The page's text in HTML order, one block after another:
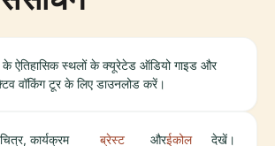
के ऐतिहासिक स्थलों के क्यूरेटेड ऑडियो गाइड और
वॉकिंग टूर के लिए डाउनलोड करें।
कार्यक्रम
ब्रेस्ट
औरईकोल
देखें।